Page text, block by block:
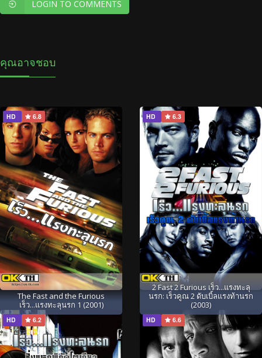
LOGIN TO COMMENTS
คุณอาจชอบ
HD 6.8
The Fast and the Furious
เร็ว...แรงทะลุนรก 1 (2001)
HD 6.3
2 Fast 2 Furious เร็ว...แรงทะลุ
นรก: เร็วคูณ 2 ดับเบิ้ลแรงท้านรก
(2003)
HD 6.2 HD 6.6